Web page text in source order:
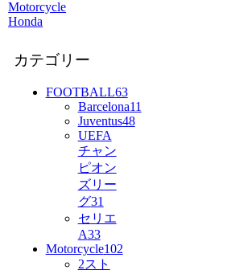
Motorcycle
Honda
カテゴリー
FOOTBALL63
Barcelona11
Juventus48
UEFA
チャン
ピオン
ズリー
グ31
セリエ
A33
Motorcycle102
2スト